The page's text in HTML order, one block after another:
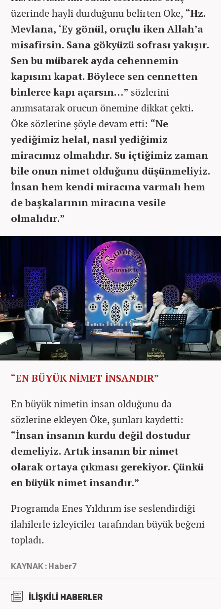
üzerinde hayli durduğunu belirten Öke, “Hz.
Mevlana, ‘Ey gönül, oruçlu iken Allah’a
misafirsin. Sana gökyüzü sofrası yakışır.
Sen bu mübarek ayda cehennemin
kapısını kapat. Böylece sen cennetten
binlerce kapı açarsın…” sözlerini
anımsatarak orucun önemine dikkat çekti.
Öke sözlerine şöyle devam etti: “Ne
yediğimiz helal, nasıl yediğimiz
miracımız olmalıdır. Su içtiğimiz zaman
bile onun nimet olduğunu düşünmeliyiz.
İnsan hem kendi miracına varmalı hem
de başkalarının miracına vesile
olmalıdır.”
“EN BÜYÜK NİMET İNSANDIR”
En büyük nimetin insan olduğunu da
sözlerine ekleyen Öke, şunları kaydetti:
“İnsan insanın kurdu değil dostudur
demeliyiz. Artık insanın bir nimet
olarak ortaya çıkması gerekiyor. Çünkü
en büyük nimet insandır.”
Programda Enes Yıldırım ise seslendirdiği
ilahilerle izleyiciler tarafından büyük beğeni
topladı.
KAYNAK : Haber7
İLİŞKİLİ HABERLER